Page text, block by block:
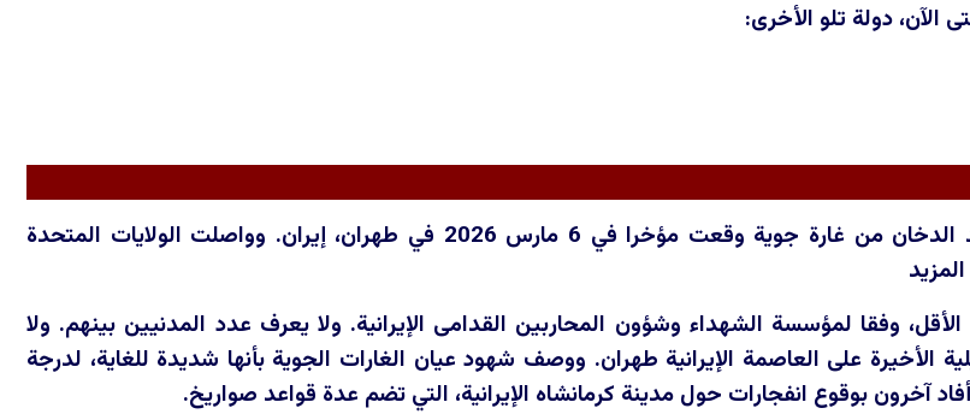
الآن، دولة تلو الأخرى:
طهران، إيران - 6 مارس: تصاعد الدخان من غارة جوية وقعت مؤخرا في 6 مارس 2026 في طهران، إيران. وواصلت الولايات المتحدة
1230 قتيلا على الأقل، وفقا لمؤسسة الشهداء وشؤون المحاربين القدامى الإيرانية. ولا يعرف عدد المدنيين بينهم. ولا
الأخيرة على العاصمة الإيرانية طهران. ووصف شهود عيان الغارات الجوية بأنها شديدة للغاية، لدرجة
آخرون بوقوع انفجارات حول مدينة كرمانشاه الإيرانية، التي تضم عدة قواعد صواريخ.